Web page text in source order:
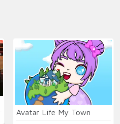
Avatar Life My Town